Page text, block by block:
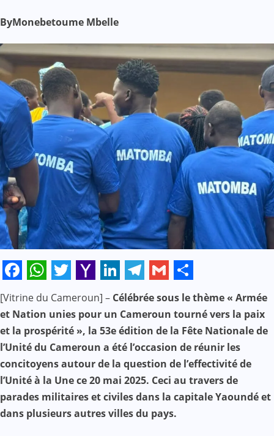
ByMonebetoume Mbelle
Facebook
WhatsApp
Twitter
Yahoo
Mail
LinkedIn
Telegram
Gmail
Share
[Vitrine du Cameroun] – Célébrée sous le thème « Armée
et Nation unies pour un Cameroun tourné vers la paix
et la prospérité », la 53e édition de la Fête Nationale de
l’Unité du Cameroun a été l’occasion de réunir les
concitoyens autour de la question de l’effectivité de
l’Unité à la Une ce 20 mai 2025. Ceci au travers de
parades militaires et civiles dans la capitale Yaoundé et
dans plusieurs autres villes du pays.